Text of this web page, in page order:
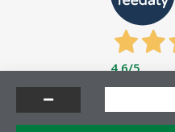
4,6/5
Feedaty4.7/5